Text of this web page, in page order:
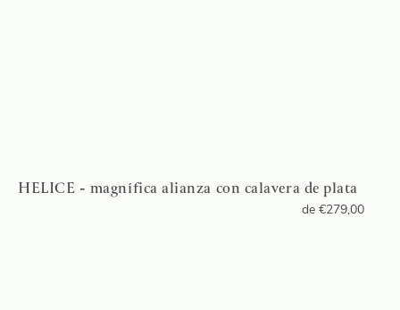
HELICE - magnífica alianza con calavera de plata
de €279,00